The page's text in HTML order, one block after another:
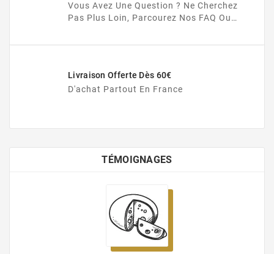
Vous Avez Une Question ? Ne Cherchez
Pas Plus Loin, Parcourez Nos FAQ Ou
Livraison Offerte Dès 60€
D'achat Partout En France
TÉMOIGNAGES